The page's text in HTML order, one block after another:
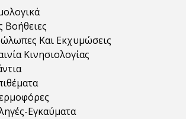
Βοήθειες
Και Εκχυμώσεις
Κινησιολογίας
Εγκαύματα